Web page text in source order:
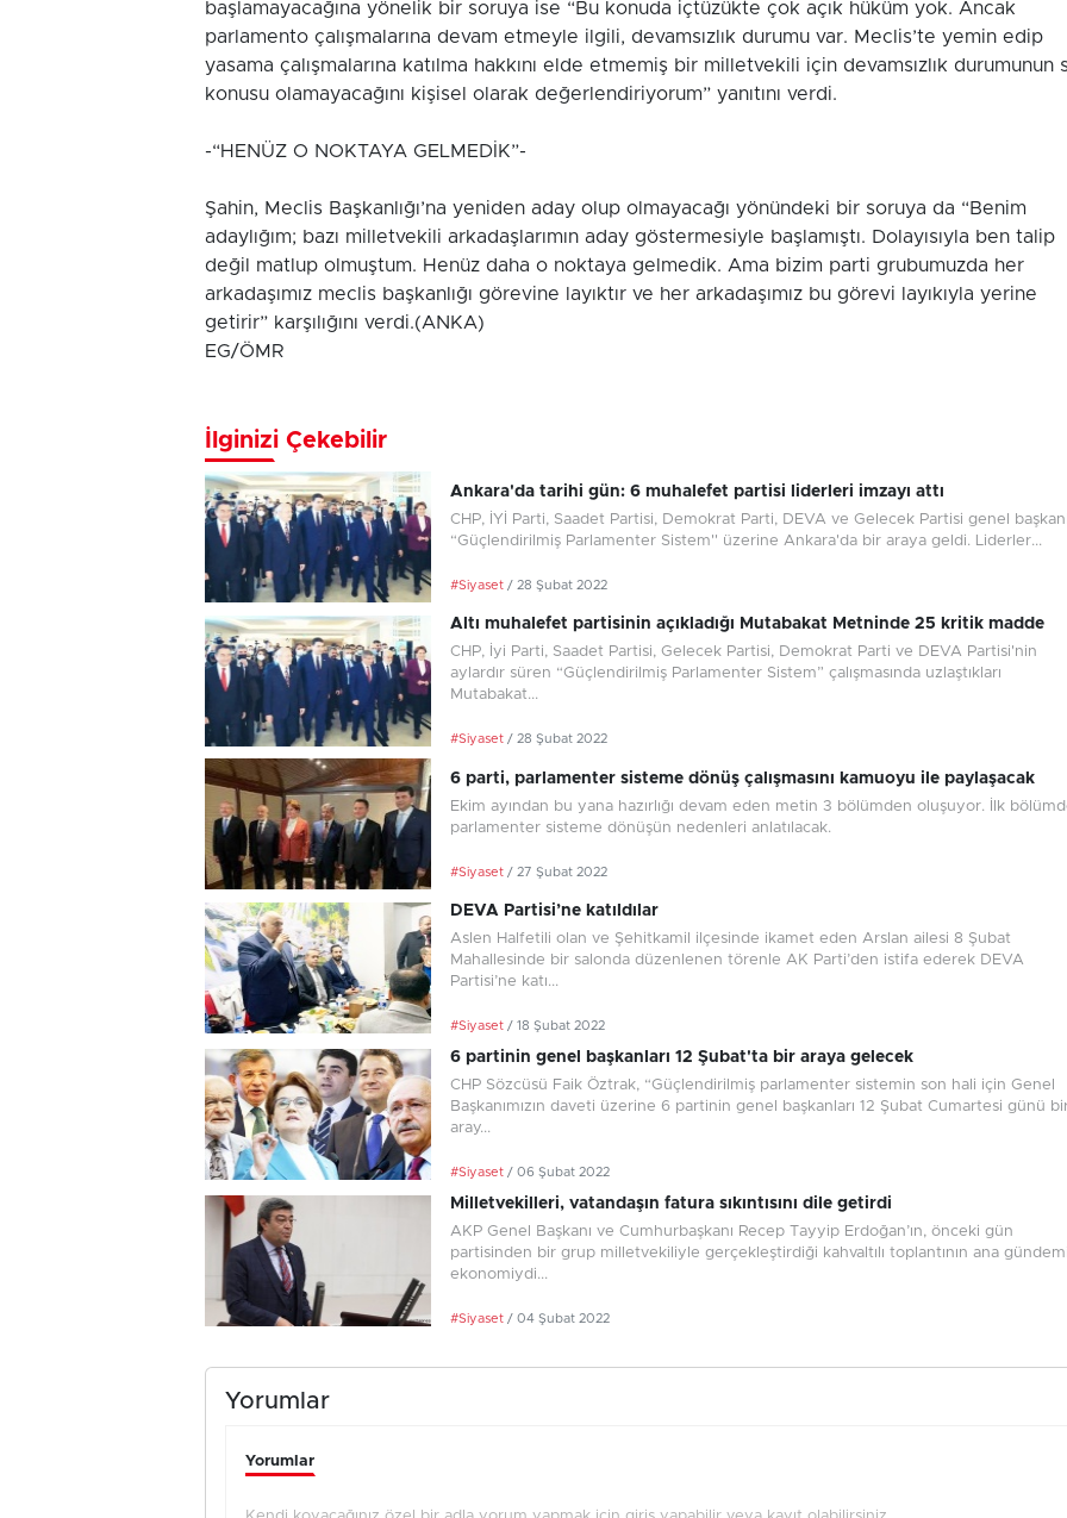
başlamayacağına yönelik bir soruya ise “Bu konuda içtüzükte çok açık hüküm yok. Ancak
parlamento çalışmalarına devam etmeyle ilgili, devamsızlık durumu var. Meclis’te yemin edip
yasama çalışmalarına katılma hakkını elde etmemiş bir milletvekili için devamsızlık durumunun
konusu olamayacağını kişisel olarak değerlendiriyorum” yanıtını verdi.
-“HENÜZ O NOKTAYA GELMEDİK”-
Şahin, Meclis Başkanlığı’na yeniden aday olup olmayacağı yönündeki bir soruya da “Benim
adaylığım; bazı milletvekili arkadaşlarımın aday göstermesiyle başlamıştı. Dolayısıyla ben talip
değil matlup olmuştum. Henüz daha o noktaya gelmedik. Ama bizim parti grubumuzda her
arkadaşımız meclis başkanlığı görevine layıktır ve her arkadaşımız bu görevi layıkıyla yerine
getirir” karşılığını verdi.(ANKA)
EG/ÖMR
İlginizi Çekebilir
Ankara'da tarihi gün: 6 muhalefet partisi liderleri imzayı attı
CHP, İYİ Parti, Saadet Partisi, Demokrat Parti, DEVA ve Gelecek Partisi genel
“Güçlendirilmiş Parlamenter Sistem'' üzerine Ankara'da bir araya geldi. Liderler...
#Siyaset / 28 Şubat 2022
Altı muhalefet partisinin açıkladığı Mutabakat Metninde 25 kritik madde
CHP, İyi Parti, Saadet Partisi, Gelecek Partisi, Demokrat Parti ve DEVA Partisi'nin
aylardır süren “Güçlendirilmiş Parlamenter Sistem” çalışmasında uzlaştıkları
Mutabakat...
#Siyaset / 28 Şubat 2022
6 parti, parlamenter sisteme dönüş çalışmasını kamuoyu ile paylaşacak
Ekim ayından bu yana hazırlığı devam eden metin 3 bölümden oluşuyor. İlk
parlamenter sisteme dönüşün nedenleri anlatılacak.
#Siyaset / 27 Şubat 2022
DEVA Partisi’ne katıldılar
Aslen Halfetili olan ve Şehitkamil ilçesinde ikamet eden Arslan ailesi 8 Şubat
Mahallesinde bir salonda düzenlenen törenle AK Parti’den istifa ederek DEVA
Partisi’ne katı...
#Siyaset / 18 Şubat 2022
6 partinin genel başkanları 12 Şubat'ta bir araya gelecek
CHP Sözcüsü Faik Öztrak, “Güçlendirilmiş parlamenter sistemin son hali için Genel
Başkanımızın daveti üzerine 6 partinin genel başkanları 12 Şubat Cumartesi günü
aray...
#Siyaset / 06 Şubat 2022
Milletvekilleri, vatandaşın fatura sıkıntısını dile getirdi
AKP Genel Başkanı ve Cumhurbaşkanı Recep Tayyip Erdoğan’ın, önceki gün
partisinden bir grup milletvekiliyle gerçekleştirdiği kahvaltılı toplantının ana
ekonomiydi...
#Siyaset / 04 Şubat 2022
Yorumlar
Yorumlar